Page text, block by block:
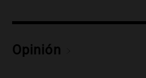
Episodios
interina de Villa
Opinión